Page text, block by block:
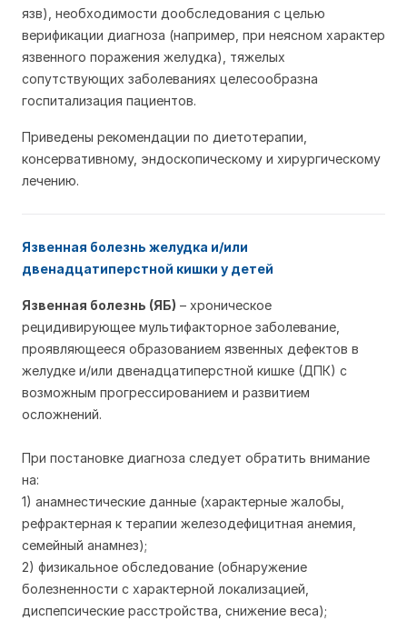
язв), необходимости дообследования с целью
верификации диагноза (например, при неясном характер
язвенного поражения желудка), тяжелых
сопутствующих заболеваниях целесообразна
госпитализация пациентов.
Приведены рекомендации по диетотерапии,
консервативному, эндоскопическому и хирургическому
лечению.
Язвенная болезнь желудка и/или
двенадцатиперстной кишки у детей
Язвенная болезнь (ЯБ) – хроническое
рецидивирующее мультифакторное заболевание,
проявляющееся образованием язвенных дефектов в
желудке и/или двенадцатиперстной кишке (ДПК) с
возможным прогрессированием и развитием
осложнений.
При постановке диагноза следует обратить внимание
на:
1) анамнестические данные (характерные жалобы,
рефрактерная к терапии железодефицитная анемия,
семейный анамнез);
2) физикальное обследование (обнаружение
болезненности с характерной локализацией,
диспепсические расстройства, снижение веса);